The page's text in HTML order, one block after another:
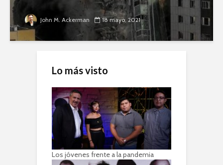
John M. Ackerman 18 mayo, 2021
Lo más visto
Los jóvenes frente a la pandemia